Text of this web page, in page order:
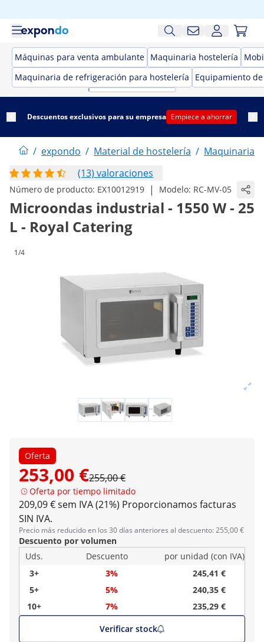
Máquinas para venta ambulante Maquinaria hostelería
Maquinaria de refrigeración para hostelería
Equipamiento
Descuentos exclusivos para su empresa Empiece a ahorrar
/ expondo / Material de hostelería / Maquinaria
(13) valoraciones
Número de producto: EX10012919 | Modelo: RC-MV-05
Microondas industrial - 1550 W - 25
L - Royal Catering
1/4
Oferta
253,00 €255,00 €
Oferta por tiempo limitado
209,09 € sem IVA (21%) Proporcionamos facturas
SIN IVA.
Precio más reducido en los 30 días anteriores al descuento: 255,00 €
Descuento por volumen
Uds.
Descuento
por unidad (con IVA)
3+
3%
245,41 €
5+
5%
240,35 €
10+
7%
235,29 €
Verificar stock